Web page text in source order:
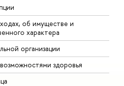
об имуществе и
характера
организации
здоровья